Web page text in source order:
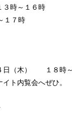
時～１６時
７時
日（木） １８時
ト内覧会へぜひ。